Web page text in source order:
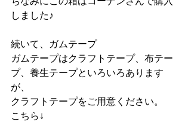
しました♪
続いて、ガムテープ
ガムテープはクラフトテープ、布テー
プ、養生テープといろいろあります
が、
クラフトテープをご用意ください。
こちら↓